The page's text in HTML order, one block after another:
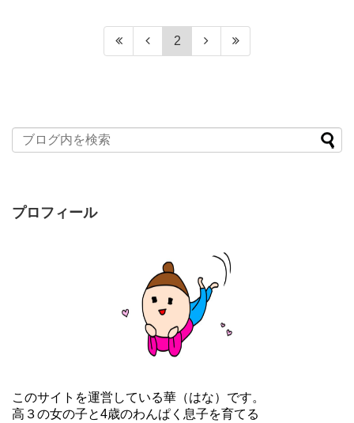
2
プロフィール
このサイトを運営している華（はな）です。
高３の女の子と4歳のわんぱく息子を育てる